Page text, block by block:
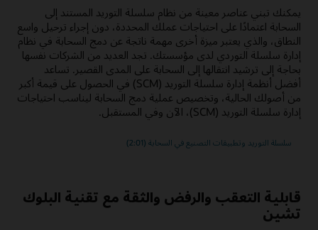
يمكنك تبني عناصر معينة من نظام سلسلة التوريد المستند إلى
السحابة اعتمادًا على احتياجات عملك المحددة، دون إجراء ترحيل واسع
النطاق، والذي يعتبر ميزة أخرى مهمة ناتجة عن دمج السحابة في نظام
إدارة سلسلة التوردي لدى مؤسستك. تجد العديد من الشركات نفسها
بحاجة إلى ترشيد انتقالها إلى السحابة على المدى القصير. تساعد
أفضل أنظمة إدارة سلسلة التوريد (SCM) في الحصول على قيمة أكبر
من أصولك الحالية، وتخصيص عملية دمج السحابة ليناسب احتياجات
إدارة سلسلة التوريد (SCM)، الآن وفي المستقبل.
سلسلة التوريد وتطبيقات التصنيع في السحابة (2:01)
قابلية التعقب والرفض والثقة مع ‏‫تقنية البلوك
تشين‬